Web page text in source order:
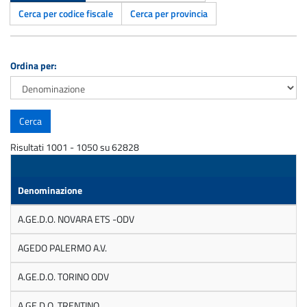
Cerca per codice fiscale Cerca per provincia
Ordina per:
Risultati 1001 - 1050 su 62828
Denominazione
A.GE.D.O. NOVARA ETS -ODV
AGEDO PALERMO A.V.
A.GE.D.O. TORINO ODV